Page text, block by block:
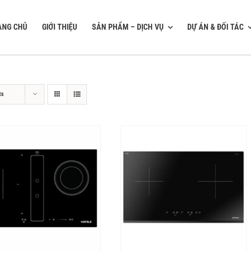
CHỦ GIỚI THIỆU SẢN PHẨM – DỊCH VỤ DỰ ÁN & ĐỐI TÁC